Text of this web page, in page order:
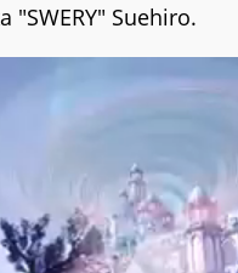
"SWERY" Suehiro.